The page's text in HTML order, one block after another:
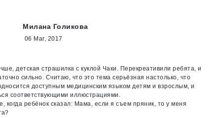
Милана Голикова
06 Mar, 2017
детская страшилка с куклой Чаки. Перекреативили ребята, и
сильно. Считаю, что это тема серьёзная настолько, что
доступным медицинским языком детям и взрослым, и
соответствующими иллюстрациями.
когда ребёнок сказал: Мама, если я съем пряник, то у меня